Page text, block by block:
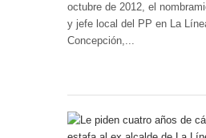
octubre de 2012, el
y jefe local del PP en La
Concepción,...